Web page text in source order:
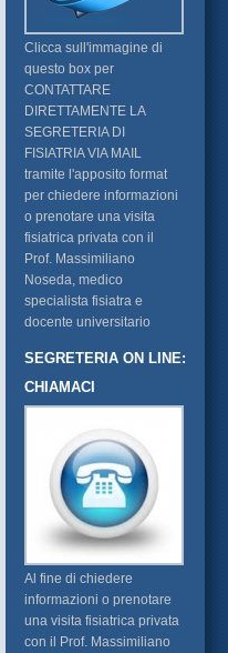
Clicca sull'immagine di
questo box per
CONTATTARE
DIRETTAMENTE LA
SEGRETERIA DI
FISIATRIA VIA MAIL
tramite l'apposito format
per chiedere informazioni
o prenotare una visita
fisiatrica privata con il
Prof. Massimiliano
Noseda, medico
specialista fisiatra e
docente universitario
SEGRETERIA ON LINE:
CHIAMACI
Al fine di chiedere
informazioni o prenotare
una visita fisiatrica privata
con il Prof. Massimiliano